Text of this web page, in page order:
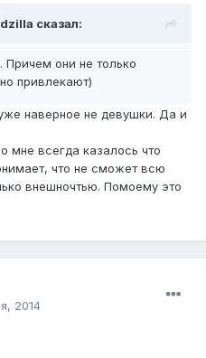
сказал:
они не только
привлекают)
наверное не девушки. Да и
мне всегда казалось что
что не сможет всю
внешночтью. Помоему это
2014